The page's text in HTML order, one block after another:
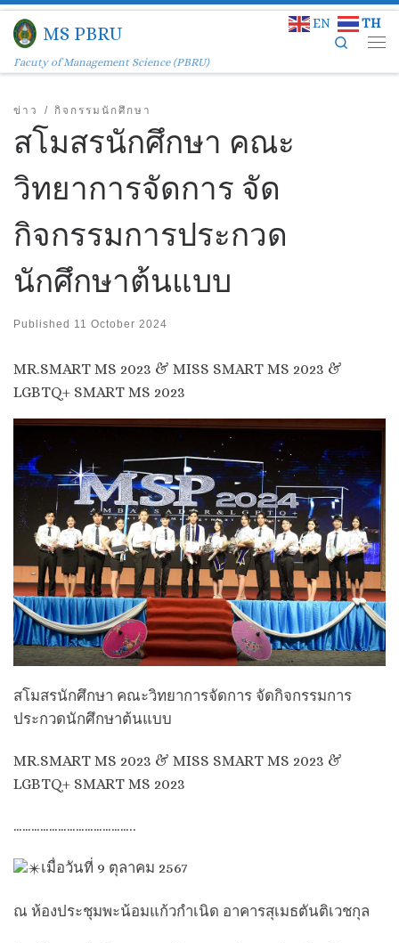
Skip to content
MS PBRU
Facuty of Management Science (PBRU)
Search
ข่าว กิจกรรมนักศึกษา
สโมสรนักศึกษา คณะ
วิทยาการจัดการ จัด
กิจกรรม​การประกวด
นักศึกษาต้นแบบ
Published 11 October 2024
MR.SMART MS 2023 & MISS SMART MS 2023 &
LGBTQ+ SMART MS 2023
สโมสรนักศึกษา คณะวิทยาการจัดการ จัดกิจกรรม​การ
ประกวดนักศึกษาต้นแบบ
MR.SMART MS 2023 & MISS SMART MS 2023 &
LGBTQ+ SMART MS 2023
…………………………………..
เมื่อวันที่ 9 ตุลาคม 2567
ณ ห้องประชุมพะน้อมแก้วกำเนิด อาคารสุเมธตันติเวชกุล
EN TH